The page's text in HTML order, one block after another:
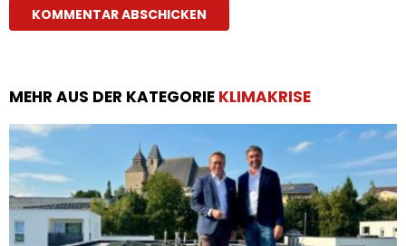
MEHR AUS DER KATEGORIE KLIMAKRISE